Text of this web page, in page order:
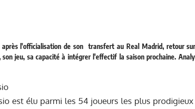
l'officialisation de son transfert au Real Madrid, retour
son jeu, sa capacité à intégrer l'effectif la saison prochaine.
est élu parmi les 54 joueurs les plus